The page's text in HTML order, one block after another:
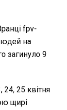
fpv-
на
загинуло 9
25 квітня
щирі